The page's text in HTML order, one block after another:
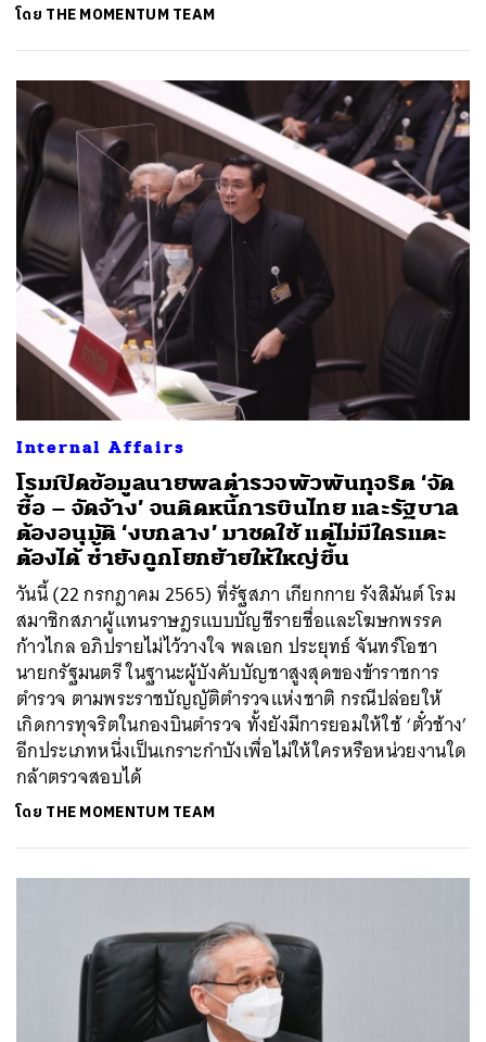
โดย THE MOMENTUM TEAM
Internal Affairs
โรมเปิดข้อมูลนายพลตำรวจพัวพันทุจริต ‘จัด
ซื้อ – จัดจ้าง’ จนติดหนี้การบินไทย และรัฐบาล
ต้องอนุมัติ ‘งบกลาง’ มาชดใช้ แต่ไม่มีใครแตะ
ต้องได้ ซ้ำยังถูกโยกย้ายให้ใหญ่ขึ้น
วันนี้ (22 กรกฎาคม 2565) ที่รัฐสภา เกียกกาย รังสิมันต์ โรม
สมาชิกสภาผู้แทนราษฎรแบบบัญชีรายชื่อและโฆษกพรรค
ก้าวไกล อภิปรายไม่ไว้วางใจ พลเอก ประยุทธ์ จันทร์โอชา
นายกรัฐมนตรี ในฐานะผู้บังคับบัญชาสูงสุดของข้าราชการ
ตำรวจ ตามพระราชบัญญัติตำรวจแห่งชาติ กรณีปล่อยให้
เกิดการทุจริตในกองบินตำรวจ ทั้งยังมีการยอมให้ใช้ ‘ตั๋วช้าง’
อีกประเภทหนึ่งเป็นเกราะกำบังเพื่อไม่ให้ใครหรือหน่วยงานใด
กล้าตรวจสอบได้
โดย THE MOMENTUM TEAM
ค้นหา
SHARE TWEET LINE EMAIL